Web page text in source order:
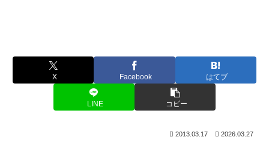
X Facebook はてブ
LINE コピー
2013.03.17 2026.03.27